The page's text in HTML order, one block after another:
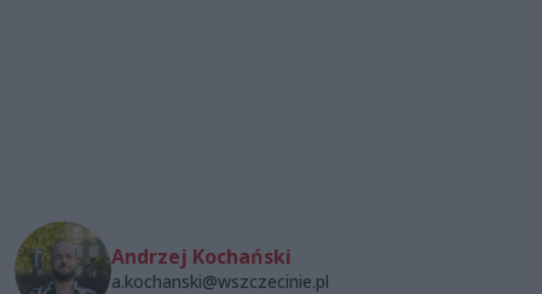
Andrzej Kochański
a.kochanski@wszczecinie.pl